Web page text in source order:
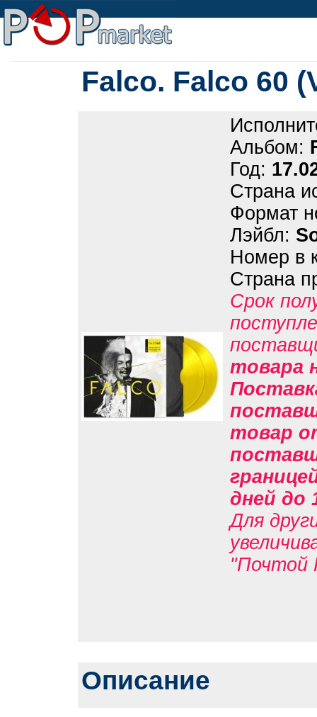
Falco. Falco 60
Альбом:
Год:
Страна
Формат
Лэйбл:
Номер в
Страна
Срок
товара
товар
дней до
Для
"Почтой
Описание